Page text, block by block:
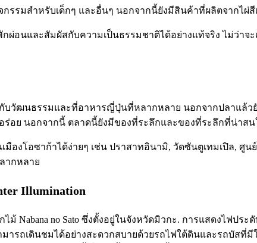
รรมสำหรับเด็กๆ และอื่นๆ นอกจากนี้ยังมีสินค้าที่ผลิตจากไผ่สี
อนและสัมผัสกับความเป็นธรรมชาติได้อย่างแท้จริง ไม่ว่าจ
บวัฒนธรรมและที่อาหารญี่ปุ่นที่หลากหลาย นอกจากปลาแล้ว
ย นอกจากนี้ ตลาดนี้ยังมีของที่ระลึกและของที่ระลึกที่น่าสน
องโอซาก้าได้ง่ายๆ เช่น ปราสาทอินามิ, วัดซันตูเทมเปิล, ศูน
ากหลาย
Illumination
Nabana no Sato ซึ่งตั้งอยู่ในจังหวัดมิวกะ. การแสดงไฟป
ารถเดินชมได้อย่างสะดวกสบายด้วยรถไฟใต้ดินและรถบัส